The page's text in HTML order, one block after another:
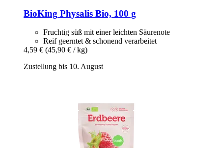
BioKing Physalis Bio, 100 g
Fruchtig süß mit einer leichten Säurenote
Reif geerntet & schonend verarbeitet
4,59 € (45,90 € / kg)
Zustellung bis 10. August